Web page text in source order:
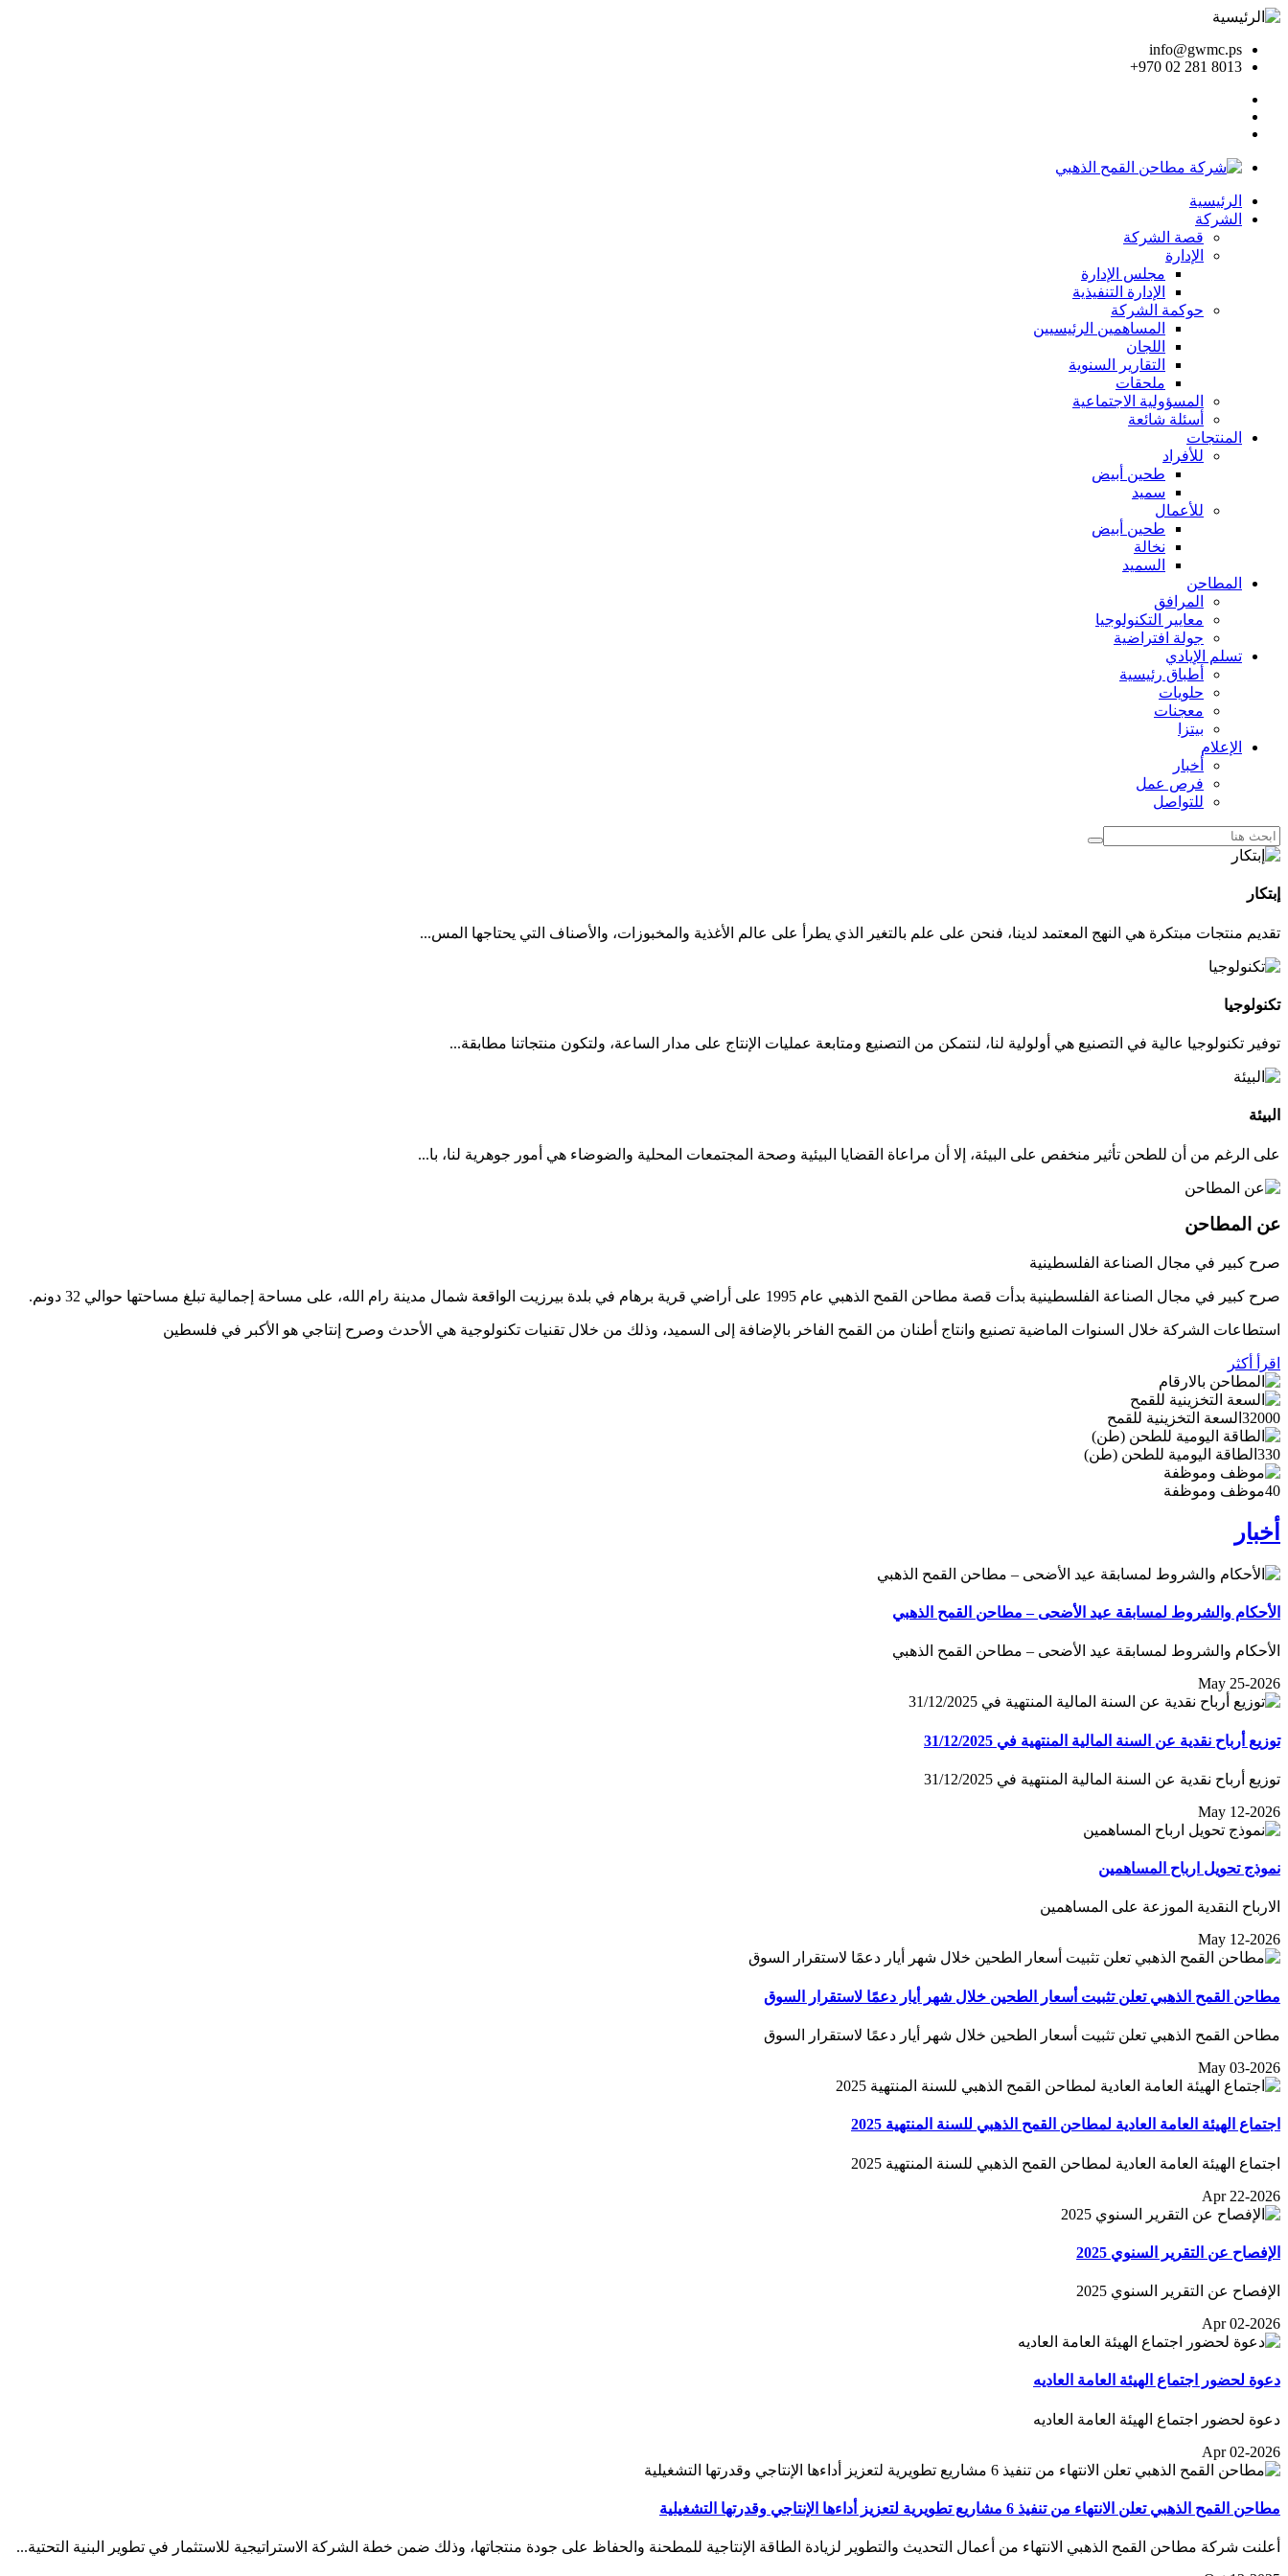
info@gwmc.ps
+970 02 281 8013
الرئيسية
الشركة
قصة الشركة
الإدارة
مجلس الإدارة
الإدارة التنفيذية
حوكمة الشركة
المساهمين الرئيسيين
اللجان
التقارير السنوية
ملحقات
المسؤولية الاجتماعية
أسئلة شائعة
المنتجات
للأفراد
طحين أبيض
سميد
للأعمال
طحين أبيض
نخالة
السميد
المطاحن
المرافق
معايير التكنولوجيا
جولة افتراضية
تسلم الإيادي
أطباق رئيسية
حلويات
معجنات
بيتزا
الإعلام
أخبار
فرص عمل
للتواصل
إبتكار
تقديم منتجات مبتكرة هي النهج المعتمد لدينا، فنحن على علم بالتغير الذي يطرأ على عالم الأغذية والمخبوزات، والأصناف التي يحتاجها المس...
تكنولوجيا
توفير تكنولوجيا عالية في التصنيع هي أولولية لنا، لنتمكن من التصنيع ومتابعة عمليات الإنتاج على مدار الساعة، ولتكون منتجاتنا مطابقة...
البيئة
على الرغم من أن للطحن تأثير منخفص على البيئة، إلا أن مراعاة القضايا البيئية وصحة المجتمعات المحلية والضوضاء هي أمور جوهرية لنا، با...
عن المطاحن
صرح كبير في مجال الصناعة الفلسطينية
صرح كبير في مجال الصناعة الفلسطينية بدأت قصة مطاحن القمح الذهبي عام 1995 على أراضي قرية برهام في بلدة بيرزيت الواقعة شمال مدينة رام الله، على مساحة إجمالية تبلغ مساحتها حوالي 32 دونم.
استطاعات الشركة خلال السنوات الماضية تصنيع وانتاج أطنان من القمح الفاخر بالإضافة إلى السميد، وذلك من خلال تقنيات تكنولوجية هي الأحدث وصرح إنتاجي هو الأكبر في فلسطين
اقرأ أكثر
32000 السعة التخزينية للقمح
330 الطاقة اليومية للطحن (طن)
40موظف وموظفة
أخبار
الأحكام والشروط لمسابقة عيد الأضحى – مطاحن القمح الذهبي
الأحكام والشروط لمسابقة عيد الأضحى – مطاحن القمح الذهبي
May 25-2026
توزيع أرباح نقدية عن السنة المالية المنتهية في 31/12/2025
توزيع أرباح نقدية عن السنة المالية المنتهية في 31/12/2025
May 12-2026
نموذج تحويل ارباح المساهمين
الارباح النقدية الموزعة على المساهمين
May 12-2026
مطاحن القمح الذهبي تعلن تثبيت أسعار الطحين خلال شهر أيار دعمًا لاستقرار السوق
مطاحن القمح الذهبي تعلن تثبيت أسعار الطحين خلال شهر أيار دعمًا لاستقرار السوق
May 03-2026
اجتماع الهيئة العامة العادية لمطاحن القمح الذهبي للسنة المنتهية 2025
اجتماع الهيئة العامة العادية لمطاحن القمح الذهبي للسنة المنتهية 2025
Apr 22-2026
الإفصاح عن التقرير السنوي 2025
الإفصاح عن التقرير السنوي 2025
Apr 02-2026
دعوة لحضور اجتماع الهيئة العامة العاديه
دعوة لحضور اجتماع الهيئة العامة العاديه
Apr 02-2026
مطاحن القمح الذهبي تعلن الانتهاء من تنفيذ 6 مشاريع تطويرية لتعزيز أداءها الإنتاجي وقدرتها التشغيلية
أعلنت شركة مطاحن القمح الذهبي الانتهاء من أعمال التحديث والتطوير لزيادة الطاقة الإنتاجية للمطحنة والحفاظ على جودة منتجاتها، وذلك ضمن خطة الشركة الاستراتيجية للاستثمار في تطوير البنية التحتية...